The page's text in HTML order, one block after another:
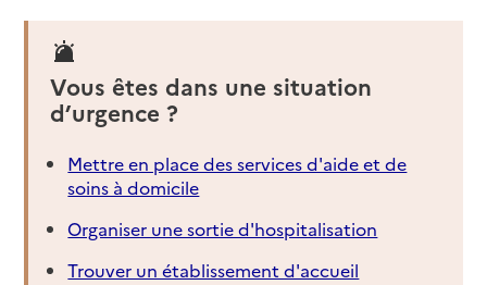
Vous êtes dans une situation
d’urgence ?
Mettre en place des services d'aide et de
soins à domicile
Organiser une sortie d'hospitalisation
Trouver un établissement d'accueil